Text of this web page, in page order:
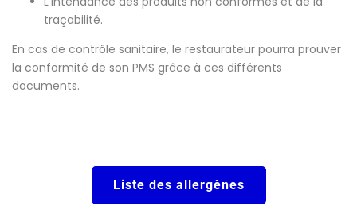
traçabilité.
En cas de contrôle sanitaire, le restaurateur pourra prouver
la conformité de son PMS grâce à ces différents
documents.
Liste des allergènes